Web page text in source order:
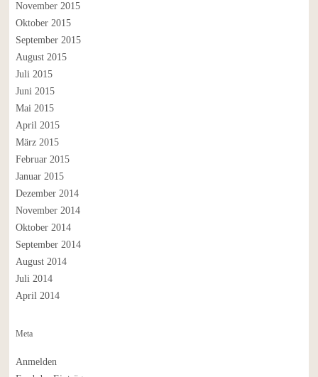
November 2015
Oktober 2015
September 2015
August 2015
Juli 2015
Juni 2015
Mai 2015
April 2015
März 2015
Februar 2015
Januar 2015
Dezember 2014
November 2014
Oktober 2014
September 2014
August 2014
Juli 2014
April 2014
Meta
Anmelden